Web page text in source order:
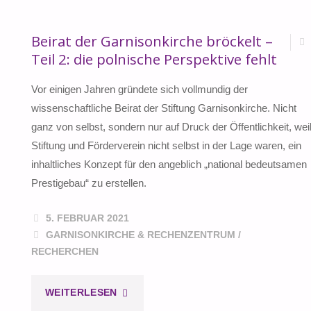
Beirat der Garnisonkirche bröckelt –
Teil 2: die polnische Perspektive fehlt
Vor einigen Jahren gründete sich vollmundig der
wissenschaftliche Beirat der Stiftung Garnisonkirche. Nicht
ganz von selbst, sondern nur auf Druck der Öffentlichkeit, weil
Stiftung und Förderverein nicht selbst in der Lage waren, ein
inhaltliches Konzept für den angeblich „national bedeutsamen
Prestigebau“ zu erstellen.
5. FEBRUAR 2021
GARNISONKIRCHE & RECHENZENTRUM /
RECHERCHEN
WEITERLESEN"BEIRAT